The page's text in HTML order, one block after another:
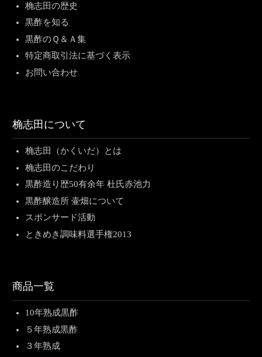
桷志田の歴史
黒酢を知る
黒酢のＱ＆Ａ集
特定商取引法に基づく表示
お問い合わせ
桷志田について
桷志田（かくいだ）とは
桷志田のこだわり
黒酢造り歴50有余年 杜氏赤池力
黒酢醸造所 壷畑について
スポンサード活動
ときめき調味料選手権2013
商品一覧
10年熟成黒酢
５年熟成黒酢
３年熟成